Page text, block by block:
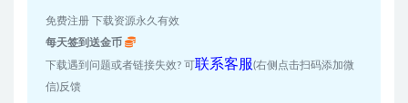
免费注册 下载资源永久有效
每天签到送金币
下载遇到问题或者链接失效? 可联系客服(右侧点击扫码添加微
信)反馈